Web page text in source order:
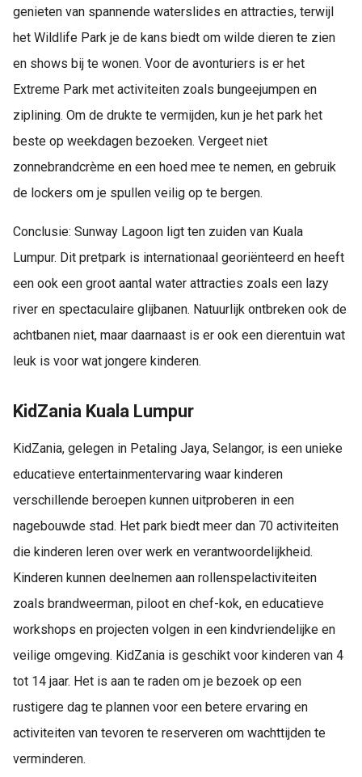
genieten van spannende waterslides en attracties, terwijl
het Wildlife Park je de kans biedt om wilde dieren te zien
en shows bij te wonen. Voor de avonturiers is er het
Extreme Park met activiteiten zoals bungeejumpen en
ziplining. Om de drukte te vermijden, kun je het park het
beste op weekdagen bezoeken. Vergeet niet
zonnebrandcrème en een hoed mee te nemen, en gebruik
de lockers om je spullen veilig op te bergen.
Conclusie: Sunway Lagoon ligt ten zuiden van Kuala
Lumpur. Dit pretpark is internationaal georiënteerd en heeft
een ook een groot aantal water attracties zoals een lazy
river en spectaculaire glijbanen. Natuurlijk ontbreken ook de
achtbanen niet, maar daarnaast is er ook een dierentuin wat
leuk is voor wat jongere kinderen.
KidZania Kuala Lumpur
KidZania, gelegen in Petaling Jaya, Selangor, is een unieke
educatieve entertainmentervaring waar kinderen
verschillende beroepen kunnen uitproberen in een
nagebouwde stad. Het park biedt meer dan 70 activiteiten
die kinderen leren over werk en verantwoordelijkheid.
Kinderen kunnen deelnemen aan rollenspelactiviteiten
zoals brandweerman, piloot en chef-kok, en educatieve
workshops en projecten volgen in een kindvriendelijke en
veilige omgeving. KidZania is geschikt voor kinderen van 4
tot 14 jaar. Het is aan te raden om je bezoek op een
rustigere dag te plannen voor een betere ervaring en
activiteiten van tevoren te reserveren om wachttijden te
verminderen.